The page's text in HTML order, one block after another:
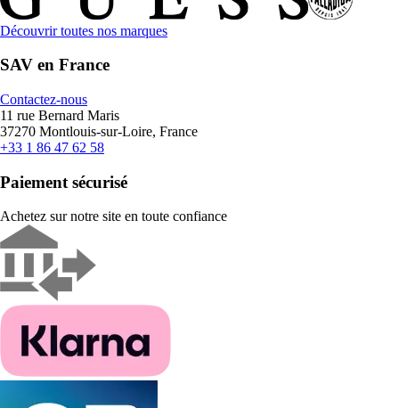
Découvrir toutes nos marques
SAV en France
Contactez-nous
11 rue Bernard Maris
37270 Montlouis-sur-Loire, France
+33 1 86 47 62 58
Paiement sécurisé
Achetez sur notre site en toute confiance